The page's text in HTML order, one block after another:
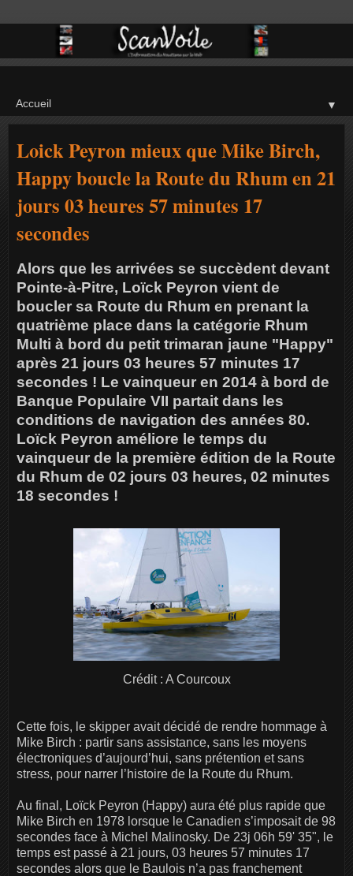
▼
Loick Peyron mieux que Mike Birch,
Happy boucle la Route du Rhum en 21
jours 03 heures 57 minutes 17
secondes
Alors que les arrivées se succèdent devant
Pointe-à-Pitre, Loïck Peyron vient de
boucler sa Route du Rhum en prenant la
quatrième place dans la catégorie Rhum
Multi à bord du petit trimaran jaune "Happy"
après 21 jours 03 heures 57 minutes 17
secondes ! Le vainqueur en 2014 à bord de
Banque Populaire VII partait dans les
conditions de navigation des années 80.
Loïck Peyron améliore le temps du
vainqueur de la première édition de la Route
du Rhum de 02 jours 03 heures, 02 minutes
18 secondes !
Crédit : A Courcoux
Cette fois, le skipper avait décidé de rendre hommage à
Mike Birch : partir sans assistance, sans les moyens
électroniques d’aujourd’hui, sans prétention et sans
stress, pour narrer l’histoire de la Route du Rhum.
Au final, Loïck Peyron (Happy) aura été plus rapide que
Mike Birch en 1978 lorsque le Canadien s’imposait de 98
secondes face à Michel Malinosky. De 23j 06h 59' 35", le
temps est passé à 21 jours, 03 heures 57 minutes 17
secondes alors que le Baulois n’a pas franchement